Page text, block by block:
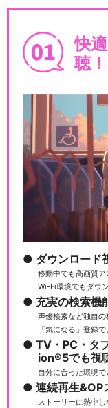
快
聴！
ダウンロード
移動中でも高画質
Wi-Fi環境でもダウ
充実の検索機
声優検索など独自
「気になる」登録
TV・PC・タ
ion®5でも視
自分に合った環境
連続再生&OP
ストーリーに熱中